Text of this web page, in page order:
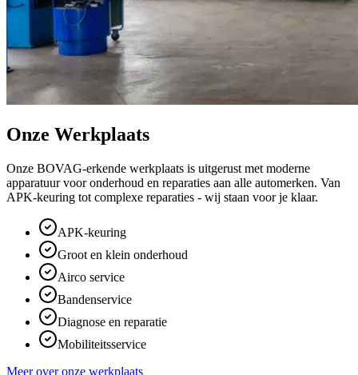
Onze Werkplaats
Onze BOVAG-erkende werkplaats is uitgerust met moderne
apparatuur voor onderhoud en reparaties aan alle automerken. Van
APK-keuring tot complexe reparaties - wij staan voor je klaar.
APK-keuring
Groot en klein onderhoud
Airco service
Bandenservice
Diagnose en reparatie
Mobiliteitsservice
Meer over onze werkplaats